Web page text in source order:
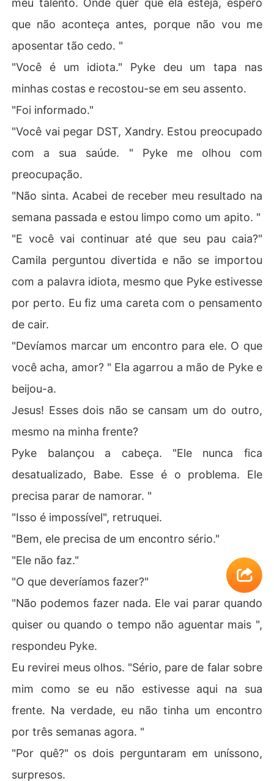
meu talento. Onde quer que ela esteja, espero
que não aconteça antes, porque não vou me
aposentar tão cedo. "
"Você é um idiota." Pyke deu um tapa nas
minhas costas e recostou-se em seu assento.
"Foi informado."
"Você vai pegar DST, Xandry. Estou preocupado
com a sua saúde. " Pyke me olhou com
preocupação.
"Não sinta. Acabei de receber meu resultado na
semana passada e estou limpo como um apito. "
"E você vai continuar até que seu pau caia?"
Camila perguntou divertida e não se importou
com a palavra idiota, mesmo que Pyke estivesse
por perto. Eu fiz uma careta com o pensamento
de cair.
"Devíamos marcar um encontro para ele. O que
você acha, amor? " Ela agarrou a mão de Pyke e
beijou-a.
Jesus! Esses dois não se cansam um do outro,
mesmo na minha frente?
Pyke balançou a cabeça. "Ele nunca fica
desatualizado, Babe. Esse é o problema. Ele
precisa parar de namorar. "
"Isso é impossível", retruquei.
"Bem, ele precisa de um encontro sério."
"Ele não faz."
"O que deveríamos fazer?"
"Não podemos fazer nada. Ele vai parar quando
quiser ou quando o tempo não aguentar mais ",
respondeu Pyke.
Eu revirei meus olhos. "Sério, pare de falar sobre
mim como se eu não estivesse aqui na sua
frente. Na verdade, eu não tinha um encontro
por três semanas agora. "
"Por quê?" os dois perguntaram em uníssono,
surpresos.